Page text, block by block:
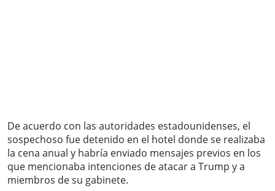
De acuerdo con las autoridades estadounidenses, el
sospechoso fue detenido en el hotel donde se realizaba
la cena anual y habría enviado mensajes previos en los
que mencionaba intenciones de atacar a Trump y a
miembros de su gabinete.